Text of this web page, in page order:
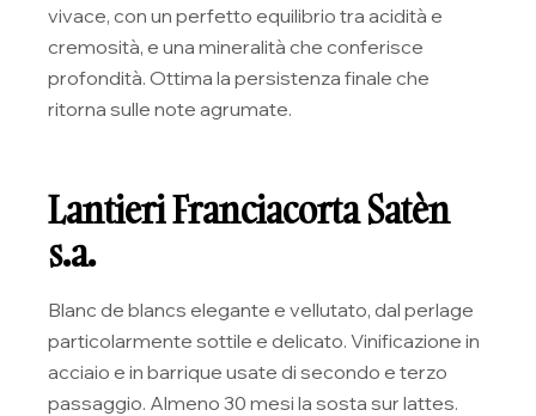
vivace, con un perfetto equilibrio tra acidità e
cremosità, e una mineralità che conferisce
profondità. Ottima la persistenza finale che
ritorna sulle note agrumate.
Lantieri Franciacorta Satèn
s.a.
Blanc de blancs elegante e vellutato, dal perlage
particolarmente sottile e delicato. Vinificazione in
acciaio e in barrique usate di secondo e terzo
passaggio. Almeno 30 mesi la sosta sur lattes.